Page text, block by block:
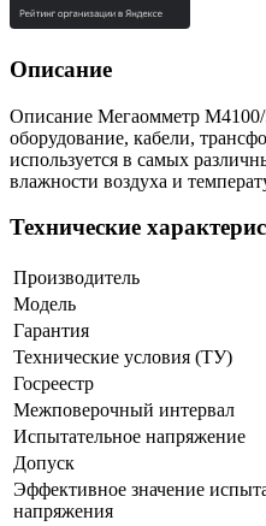
Описание
Описание Мегаомметр М4100/
оборудование, кабели,
используется в самых
влажности воздуха и
Технические
Производитель
Модель
Гарантия
Технические условия (ТУ)
Госреестр
Межповерочный интервал
Испытательное напряжение
Допуск
Эффективное значение
напряжения